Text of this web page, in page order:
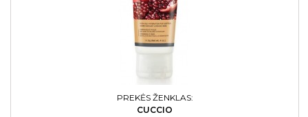
PREKĖS ŽENKLAS:
CUCCIO